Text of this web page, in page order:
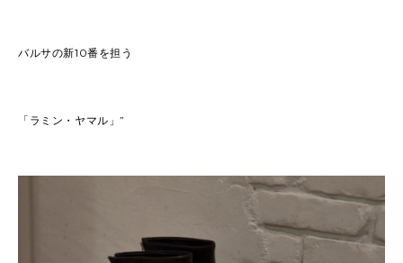
バルサの新10番を担う
「ラミン・ヤマル」”